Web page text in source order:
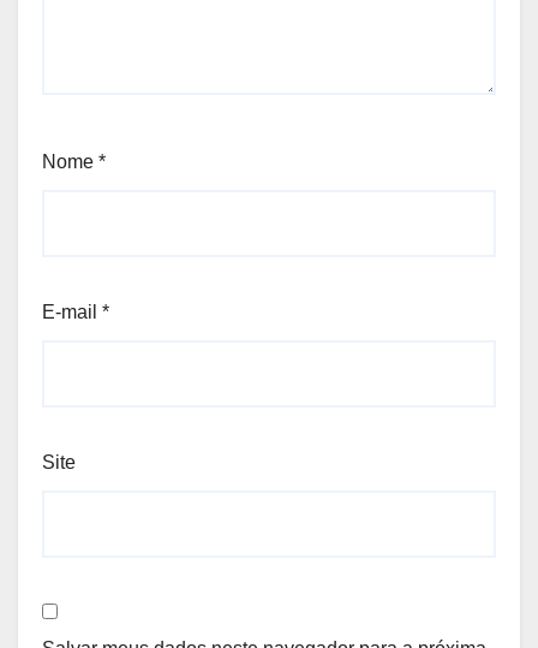
Nome *
E-mail *
Site